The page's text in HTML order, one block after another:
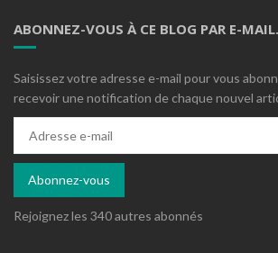
ABONNEZ-VOUS À CE BLOG PAR E-MAIL.
Saisissez votre adresse e-mail pour vous
recevoir une notification de chaque nouvel
mail
Abonnez-vous
Rejoignez les 340 autres abonnés